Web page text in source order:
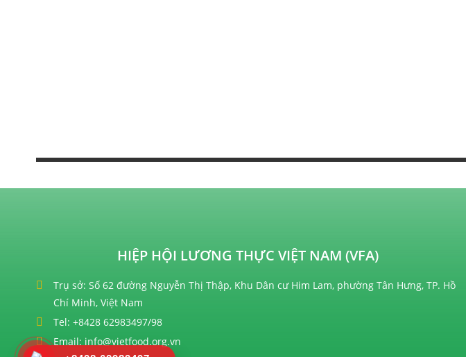
HIỆP HỘI LƯƠNG THỰC VIỆT NAM (VFA)
Trụ sở: Số 62 đường Nguyễn Thị Thập, Khu Dân cư Him Lam, phường Tân Hưng, TP. Hồ
Chí Minh, Việt Nam
Tel: +8428 62983497/98
Email: info@vietfood.org.vn